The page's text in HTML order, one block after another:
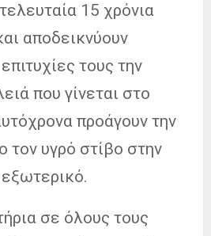
15 χρόνια
αποδεικνύουν
τους την
που γίνεται στο
προάγουν την
τον υγρό στίβο στην
σε όλους τους